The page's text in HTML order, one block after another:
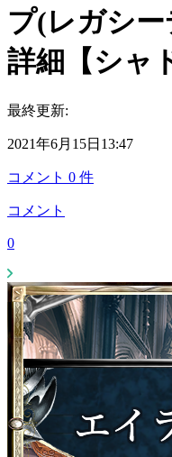
プ(レガシ
詳細【シャ
最終更新:
2021年6月15日13:47
コメント 0 件
コメント
0